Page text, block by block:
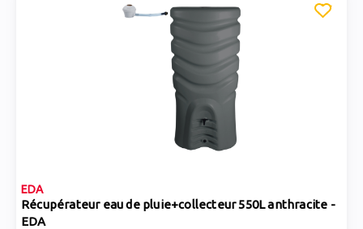
EDA
Récupérateur eau de pluie+collecteur 550L anthracite -
EDA